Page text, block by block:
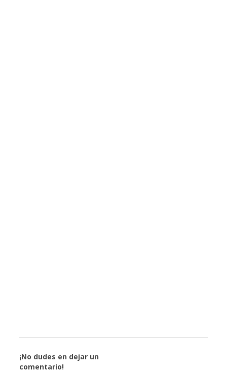
¡No dudes en dejar un
comentario!